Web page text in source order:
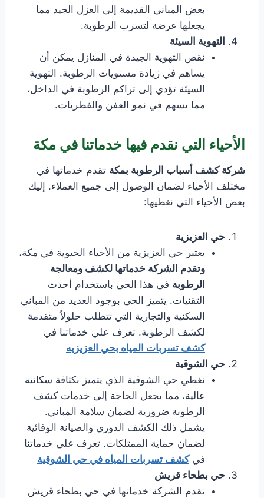
بعض المباني القديمة إلى العزل الجيد مما
يجعلها عرضة لتسرب الرطوبة.
التهوية السيئة
نقص التهوية الجيدة في المنازل يمكن أن
يساهم في زيادة مستويات الرطوبة. التهوية
السيئة تؤدي إلى تراكم الرطوبة في الداخل،
مما يسهم في نمو العفن والفطريات.
الأحياء التي نقدم فيها خدماتنا في مكة
شركة كشف أسباب الرطوبة بمكة تقدم خدماتها في
مختلف الأحياء لضمان الوصول إلى جميع العملاء. إليك
بعض الأحياء التي نغطيها:
حي العزيزية
يعتبر حي العزيزية من الأحياء الحيوية في مكة،
وتقدم الشركة خدماتها لكشف ومعالجة
الرطوبة في هذا الحي باستخدام أحدث
التقنيات. يتميز الحي بوجود العديد من المباني
السكنية والتجارية التي تتطلب حلولاً متقدمة
لكشف الرطوبة. تعرف علي خدماتنا في
كشف تسربات المياه بحي العزيزيه
حي الشوقية
نغطي حي الشوقية الذي يتميز بكثافة سكانية
عالية، مما يجعل الحاجة إلى خدمات كشف
الرطوبة ضرورية لضمان سلامة المباني.
يشمل ذلك الكشف الدوري والصيانة الوقائية
لضمان حماية الممتلكات. تعرف علي خدماتنا
فيكشف تسربات المياه في حي الشوقية
حي بطحاء قريش
تقدم الشركة خدماتها في حي بطحاء قريش